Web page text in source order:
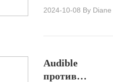
ресурсом для
опыт.
2024-10-08 By Diane
Audible
против